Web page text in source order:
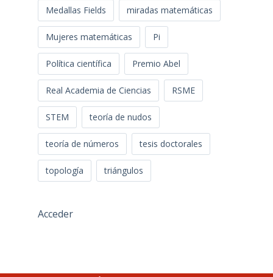
Medallas Fields miradas matemáticas
Mujeres matemáticas Pi
Política científica Premio Abel
Real Academia de Ciencias RSME
STEM teoría de nudos
teoría de números tesis doctorales
topología triángulos
Acceder